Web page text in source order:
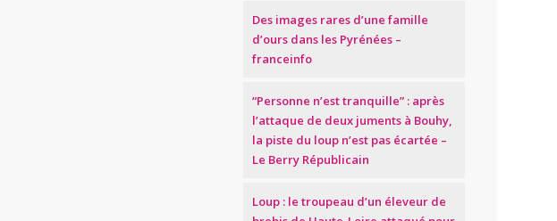
Des images rares d’une famille
d’ours dans les Pyrénées –
franceinfo
“Personne n’est tranquille” : après
l’attaque de deux juments à Bouhy,
la piste du loup n’est pas écartée –
Le Berry Républicain
Loup : le troupeau d’un éleveur de